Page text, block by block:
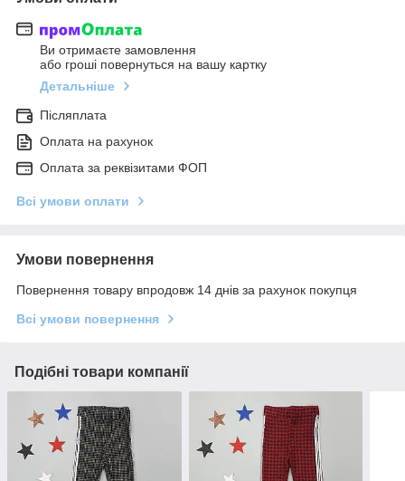
Ви отримаєте замовлення
або гроші повернуться на вашу картку
Детальніше
Післяплата
Оплата на рахунок
Оплата за реквізитами ФОП
Всі умови оплати
Умови повернення
Повернення товару впродовж 14 днів за рахунок покупця
Всі умови повернення
Подібні товари компанії